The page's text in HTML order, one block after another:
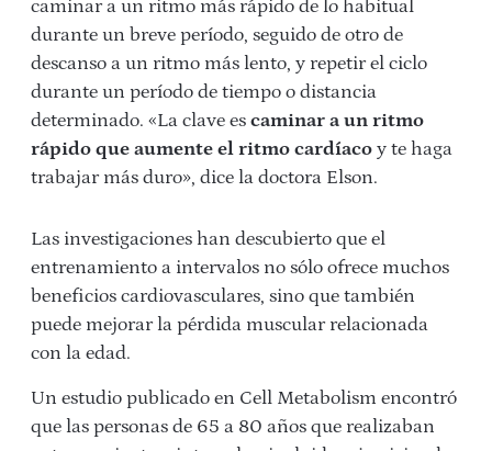
caminar a un ritmo más rápido de lo habitual
durante un breve período, seguido de otro de
descanso a un ritmo más lento, y repetir el ciclo
durante un período de tiempo o distancia
determinado. «La clave es caminar a un ritmo
rápido que aumente el ritmo cardíaco y te haga
trabajar más duro», dice la doctora Elson.
Las investigaciones han descubierto que el
entrenamiento a intervalos no sólo ofrece muchos
beneficios cardiovasculares, sino que también
puede mejorar la pérdida muscular relacionada
con la edad.
Un estudio publicado en Cell Metabolism encontró
que las personas de 65 a 80 años que realizaban